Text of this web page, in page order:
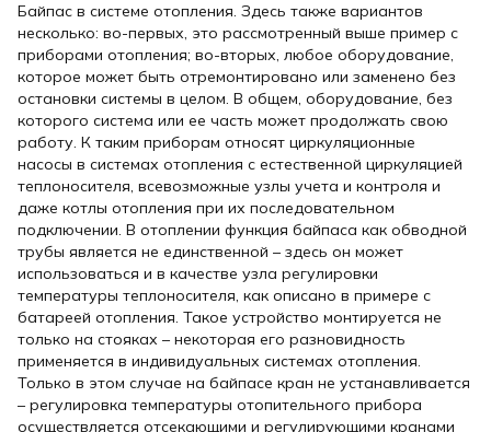
Байпас в системе отопления. Здесь также вариантов
несколько: во-первых, это рассмотренный выше пример с
приборами отопления; во-вторых, любое оборудование,
которое может быть отремонтировано или заменено без
остановки системы в целом. В общем, оборудование, без
которого система или ее часть может продолжать свою
работу. К таким приборам относят циркуляционные
насосы в системах отопления с естественной циркуляцией
теплоносителя, всевозможные узлы учета и контроля и
даже котлы отопления при их последовательном
подключении. В отоплении функция байпаса как обводной
трубы является не единственной – здесь он может
использоваться и в качестве узла регулировки
температуры теплоносителя, как описано в примере с
батареей отопления. Такое устройство монтируется не
только на стояках – некоторая его разновидность
применяется в индивидуальных системах отопления.
Только в этом случае на байпасе кран не устанавливается
– регулировка температуры отопительного прибора
осуществляется отсекающими и регулирующими кранами